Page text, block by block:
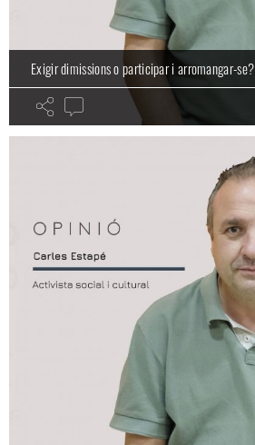
Exigir dimissions o participar i arromangar-se?